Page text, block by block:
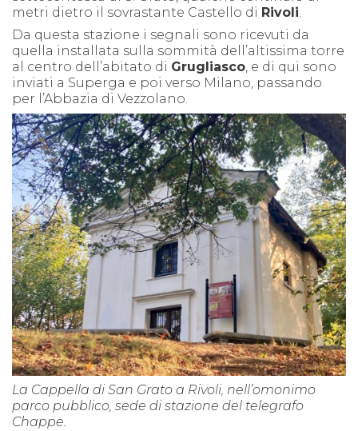
metri dietro il sovrastante Castello di Rivoli.
Da questa stazione i segnali sono ricevuti da
quella installata sulla sommità dell’altissima torre
al centro dell’abitato di Grugliasco, e di qui sono
inviati a Superga e poi verso Milano, passando
per l’Abbazia di Vezzolano.
La Cappella di San Grato a Rivoli, nell’omonimo
parco pubblico, sede di stazione del telegrafo
Chappe.